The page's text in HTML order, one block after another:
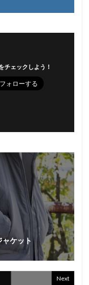
チェックしよう！
ャケット
Next